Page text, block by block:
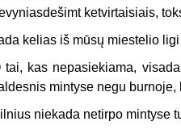
ketvirtaisiais,
kelias iš mūsų miestelio
tai, kas nepasiekiama,
mintyse negu
niekada netirpo mintyse